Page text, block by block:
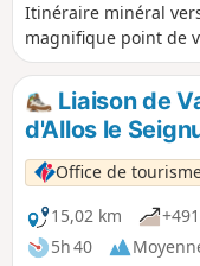
Itinéraire minéral
magnifique point de
Liaison de
d'Allos le
Office de
15,02 km
5h 40